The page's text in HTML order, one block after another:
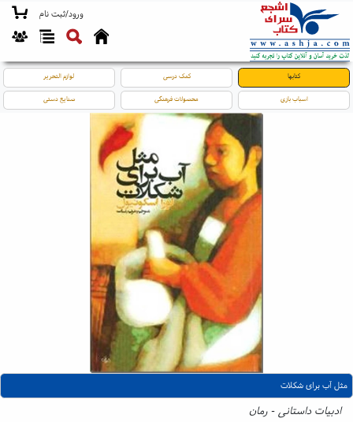
ورود/ثبت نام
کتابها کمک درسی لوازم التحریر
اسباب بازی محصولات فرهنگی صنایع دستی
مثل آب برای شکلات
ادبیات داستانی - رمان